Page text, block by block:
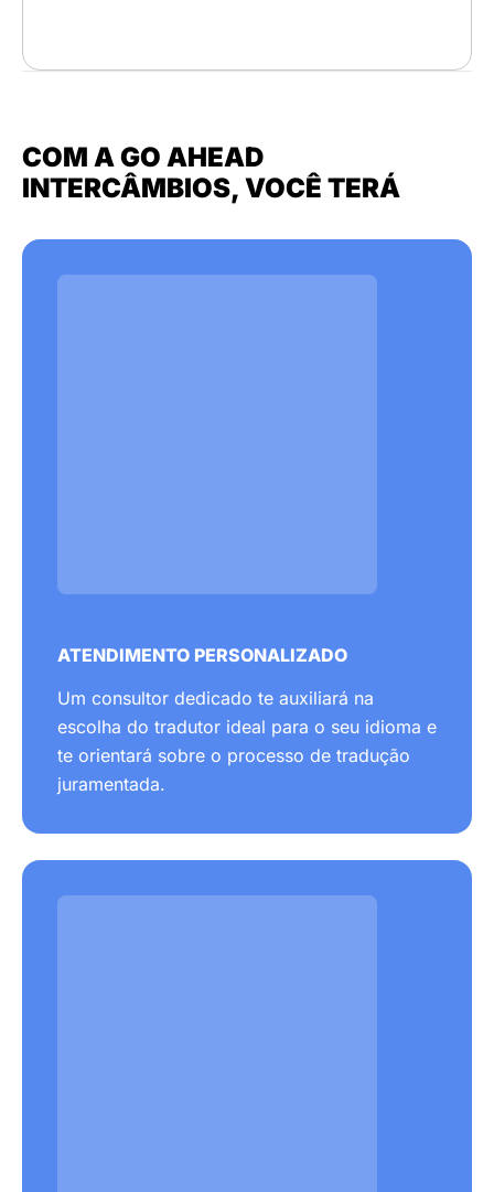
COM A GO AHEAD
INTERCÂMBIOS, VOCÊ TERÁ
ATENDIMENTO PERSONALIZADO
Um consultor dedicado te auxiliará na
escolha do tradutor ideal para o seu idioma e
te orientará sobre o processo de tradução
juramentada.